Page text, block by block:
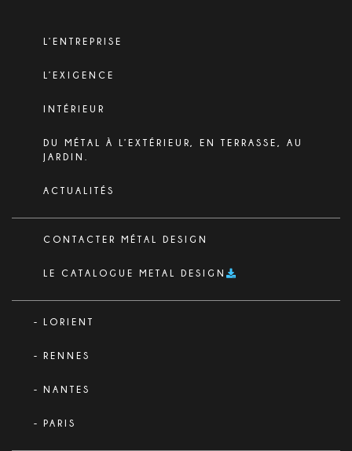
L’ENTREPRISE
L’EXIGENCE
INTÉRIEUR
DU MÉTAL À L’EXTÉRIEUR, EN TERRASSE, AU
JARDIN.
ACTUALITÉS
CONTACTER MÉTAL DESIGN
LE CATALOGUE METAL DESIGN
LORIENT
RENNES
NANTES
PARIS